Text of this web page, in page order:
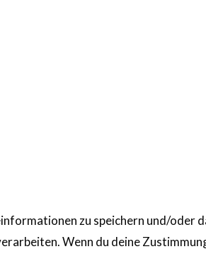
zu speichern und/oder
Wenn du deine